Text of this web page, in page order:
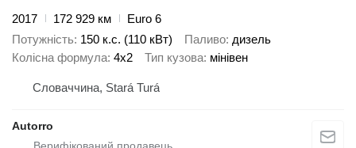
2017
172 929 км
Euro 6
Потужність 150 к.с. (110 кВт) Паливо дизель
Колісна формула 4x2 Тип кузова мінівен
Словаччина, Stará Turá
Autorro